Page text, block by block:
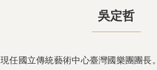
吳定哲
現任國立傳統藝術中心臺灣國樂團團長